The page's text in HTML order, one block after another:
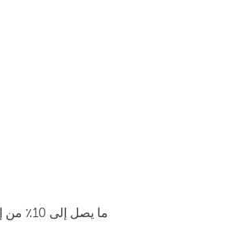
ما يصل إلى 10٪ من إضافية لكل غرفة تراكم